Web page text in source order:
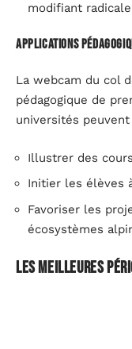
modifiant
Applications
La webcam du col
pédagogique de
universités
Illustrer des
Initier les élèves
Favoriser les
écosystèmes
Les meilleures